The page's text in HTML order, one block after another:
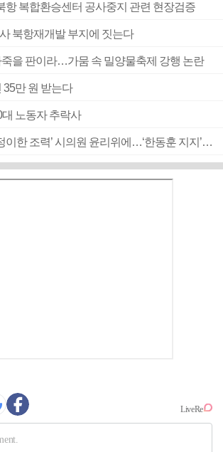
항 복합환승센터 공사중지 관련 현장검증
북항재개발 부지에 짓는다
을 판이라…가뭄 속 밀양물축제 강행 논란
35만 원 받는다
노동자 추락사
국힘 부산시당, ‘정이한 조력’ 시의원 윤리위에…‘한동훈 지지’도 신고접수